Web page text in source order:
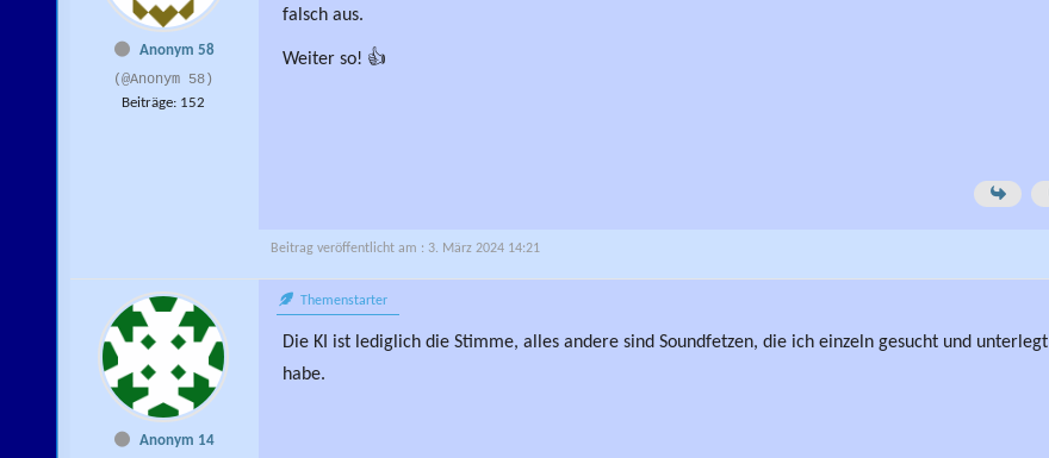
Anonym 58
(@Anonym 58)
Beiträge: 152
falsch aus.
Weiter so! 👍
Beitrag veröffentlicht am : 3. März 2024 14:21
Anonym 14
Themenstarter
Die KI ist lediglich die Stimme, alles andere sind Soundfetzen, die ich einzeln gesucht und unterlegt
habe.